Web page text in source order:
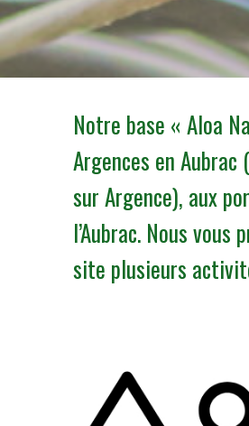
Notre base « Aloa
Argences en Aubrac
sur Argence), aux
l’Aubrac. Nous vous
site plusieurs